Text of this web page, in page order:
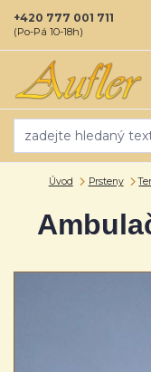
+420 777 001 711
(Po-Pá 10-18h)
Úvod Prsteny